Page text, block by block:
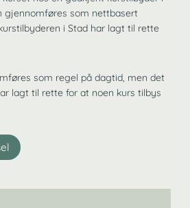
gjennomføres som nettbasert
i Stad har lagt til rette
som regel på dagtid, men det
lagt til rette for at noen kurs tilbys